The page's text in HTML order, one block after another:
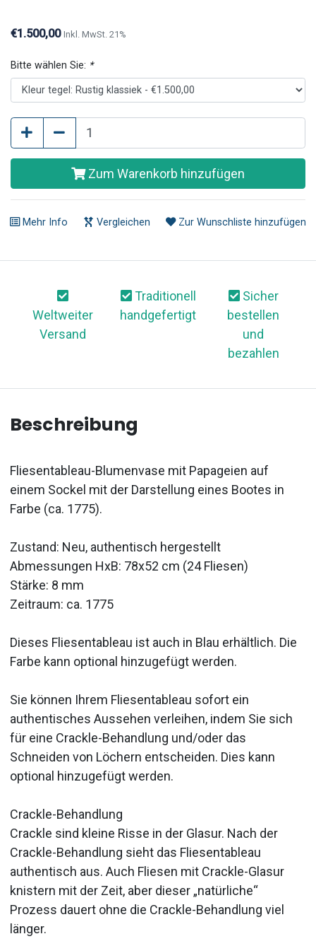
€1.500,00 Inkl. MwSt. 21%
Bitte wählen Sie: *
Zum Warenkorb hinzufügen
Mehr Info Vergleichen Zur Wunschliste hinzufügen
Weltweiter
Versand
Traditionell
handgefertigt
Sicher
bestellen
und
bezahlen
Beschreibung
Fliesentableau-Blumenvase mit Papageien auf
einem Sockel mit der Darstellung eines Bootes in
Farbe (ca. 1775).
Zustand: Neu, authentisch hergestellt
Abmessungen HxB: 78x52 cm (24 Fliesen)
Stärke: 8 mm
Zeitraum: ca. 1775
Dieses Fliesentableau ist auch in Blau erhältlich. Die
Farbe kann optional hinzugefügt werden.
Sie können Ihrem Fliesentableau sofort ein
authentisches Aussehen verleihen, indem Sie sich
für eine Crackle-Behandlung und/oder das
Schneiden von Löchern entscheiden. Dies kann
optional hinzugefügt werden.
Crackle-Behandlung
Crackle sind kleine Risse in der Glasur. Nach der
Crackle-Behandlung sieht das Fliesentableau
authentisch aus. Auch Fliesen mit Crackle-Glasur
knistern mit der Zeit, aber dieser „natürliche“
Prozess dauert ohne die Crackle-Behandlung viel
länger.